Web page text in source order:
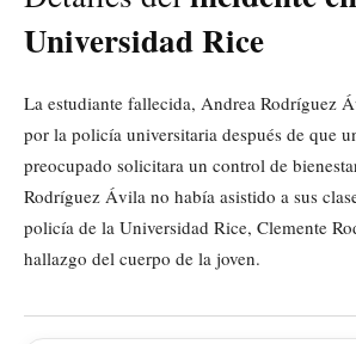
Universidad Rice
La estudiante fallecida, Andrea Rodríguez
por la policía universitaria después de que
preocupado solicitara un control de
Rodríguez Ávila no había asistido a sus
policía de la Universidad Rice, Clemente
hallazgo del cuerpo de la joven.